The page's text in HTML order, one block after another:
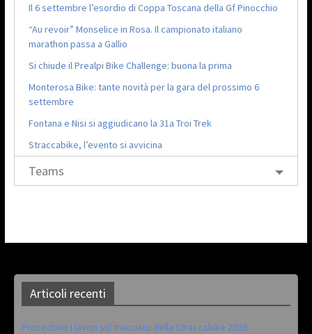
Il 6 settembre l’esordio di Coppa Toscana della Gf Pinocchio
“Au revoir” Monselice in Rosa. Il campionato italiano
marathon passa a Gallio
Si chiude il Prealpi Bike Challenge: buona la prima
Monterosa Bike: tante novità per la gara del prossimo 6
settembre
Fontana e Nisi si aggiudicano la 31a Troi Trek
Straccabike, l’evento si avvicina
Teams
Articoli recenti
Procedono i lavori sul tracciato della Straccabike 2026